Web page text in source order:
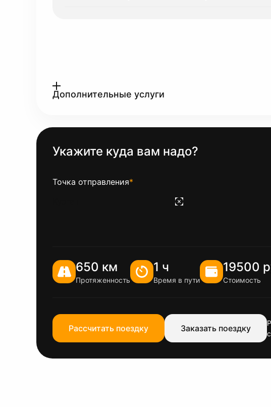
Дополнительные услуги
Укажите куда вам надо?
Точка отправления*
650 км
Протяженность
1 ч
Время в пути
19500
Стоимость
Рассчитать поездку Заказать поездку